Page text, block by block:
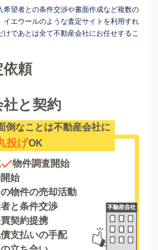
希望者との条件交渉や書面作成など複数の
イエウールのような査定サイトを利用すれ
であとは全て不動産会社にお任せするこ
依頼
と契約
倒なことは不動産会社に
投げOK
物件調査開始
始
物件の売却活動
と条件交渉
契約提携
支払いの手配